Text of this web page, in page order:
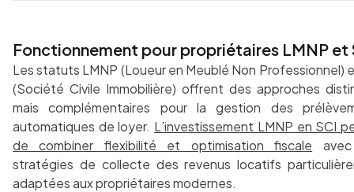
Fonctionnement pour propriétaires LMNP et
Les statuts LMNP (Loueur en Meublé Non Professionnel)
(Société Civile Immobilière) offrent des approches
mais complémentaires pour la gestion des
automatiques de loyer. L’investissement LMNP en SCI
de combiner flexibilité et optimisation fiscale
stratégies de collecte des revenus locatifs
adaptées aux propriétaires modernes.